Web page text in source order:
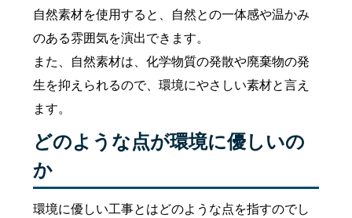
自然素材を使用すると、自然との一体感や温かみ
のある雰囲気を演出できます。
また、自然素材は、化学物質の発散や廃棄物の発
生を抑えられるので、環境にやさしい素材と言え
ます。
どのような点が環境に優しいの
か
環境に優しい工事とはどのような点を指すのでし